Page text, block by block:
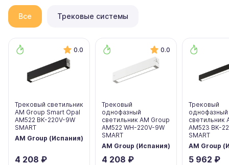
Все Трековые системы
0.0
Трековый светильник
AM Group Smart Opal
AM522 BK-220V-9W
SMART
AM Group (Испания)
4 208 ₽
0.0
Трековый
однофазный
светильник AM Group
AM522 WH-220V-9W
SMART
AM Group (Испания)
4 208 ₽
Трековый
однофазный
светильник
AM523 BK-
SMART
AM Group
5 962 ₽